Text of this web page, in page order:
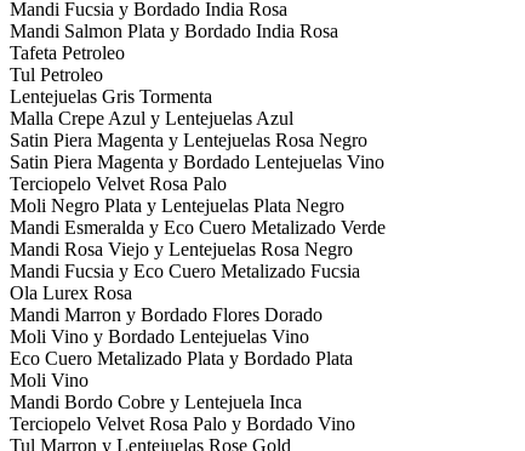
Mandi Fucsia y Bordado India Rosa
Mandi Salmon Plata y Bordado India Rosa
Tafeta Petroleo
Tul Petroleo
Lentejuelas Gris Tormenta
Malla Crepe Azul y Lentejuelas Azul
Satin Piera Magenta y Lentejuelas Rosa Negro
Satin Piera Magenta y Bordado Lentejuelas Vino
Terciopelo Velvet Rosa Palo
Moli Negro Plata y Lentejuelas Plata Negro
Mandi Esmeralda y Eco Cuero Metalizado Verde
Mandi Rosa Viejo y Lentejuelas Rosa Negro
Mandi Fucsia y Eco Cuero Metalizado Fucsia
Ola Lurex Rosa
Mandi Marron y Bordado Flores Dorado
Moli Vino y Bordado Lentejuelas Vino
Eco Cuero Metalizado Plata y Bordado Plata
Moli Vino
Mandi Bordo Cobre y Lentejuela Inca
Terciopelo Velvet Rosa Palo y Bordado Vino
Tul Marron y Lentejuelas Rose Gold